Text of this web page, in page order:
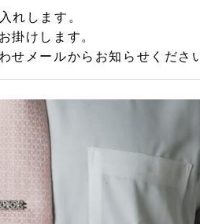
れします。
掛けします。
せメールからお知らせくださ